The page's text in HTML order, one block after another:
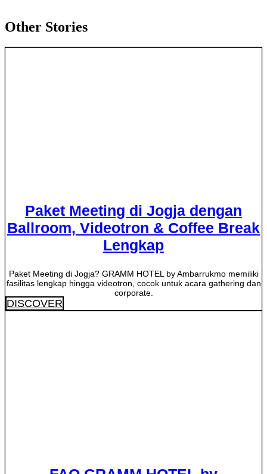
Other Stories
Paket Meeting di Jogja dengan
Ballroom, Videotron & Coffee Break
Lengkap
Paket Meeting di Jogja? GRAMM HOTEL by Ambarrukmo memiliki
fasilitas lengkap hingga videotron, cocok untuk acara gathering dan
corporate.
DISCOVER